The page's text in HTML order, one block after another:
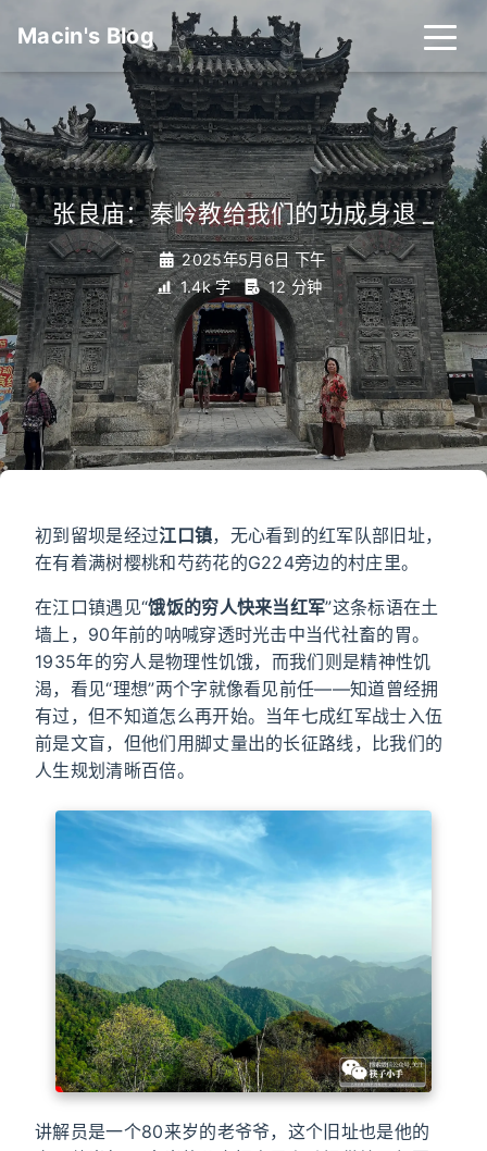
Macin's Blog
张良庙：秦岭教给我们的功成身退_
2025年5月6日 下午
1.4k 字
12 分钟
初到留坝是经过江口镇，无心看到的红军队部旧址，
在有着满树樱桃和芍药花的G224旁边的村庄里。
在江口镇遇见“饿饭的穷人快来当红军”这条标语在土
墙上，90年前的呐喊穿透时光击中当代社畜的胃。
1935年的穷人是物理性饥饿，而我们则是精神性饥
渴，看见“理想”两个字就像看见前任——知道曾经拥
有过，但不知道怎么再开始。当年七成红军战士入伍
前是文盲，但他们用脚丈量出的长征路线，比我们的
人生规划清晰百倍。
讲解员是一个80来岁的老爷爷，这个旧址也是他的